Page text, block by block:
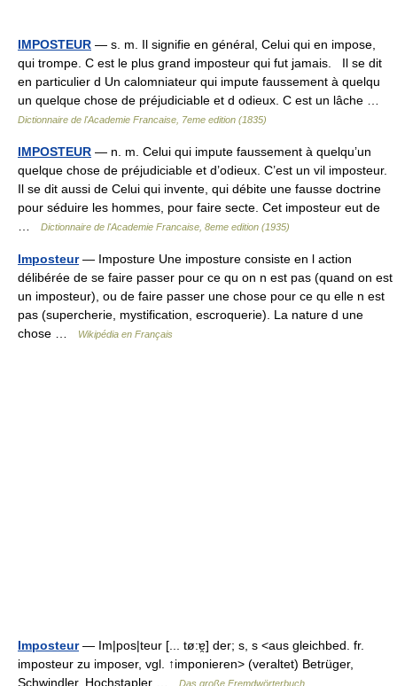
IMPOSTEUR — s. m. Il signifie en général, Celui qui en impose,
qui trompe. C est le plus grand imposteur qui fut jamais. Il se dit
en particulier d Un calomniateur qui impute faussement à quelqu
un quelque chose de préjudiciable et d odieux. C est un lâche …
Dictionnaire de l'Academie Francaise, 7eme edition (1835)
IMPOSTEUR — n. m. Celui qui impute faussement à quelqu’un
quelque chose de préjudiciable et d’odieux. C’est un vil imposteur.
Il se dit aussi de Celui qui invente, qui débite une fausse doctrine
pour séduire les hommes, pour faire secte. Cet imposteur eut de
Dictionnaire de l'Academie Francaise, 8eme edition (1935)
Imposteur— Imposture Une imposture consiste en l action
délibérée de se faire passer pour ce qu on n est pas (quand on est
un imposteur), ou de faire passer une chose pour ce qu elle n est
pas (supercherie, mystification, escroquerie). La nature d une
chose …
Wikipédia en Français
Imposteur— Im|pos|teur [... tø:ɐ̯] der; s, s <aus gleichbed. fr.
imposteur zu imposer, vgl. ↑imponieren> (veraltet) Betrüger,
Schwindler, Hochstapler …
Das große Fremdwörterbuch